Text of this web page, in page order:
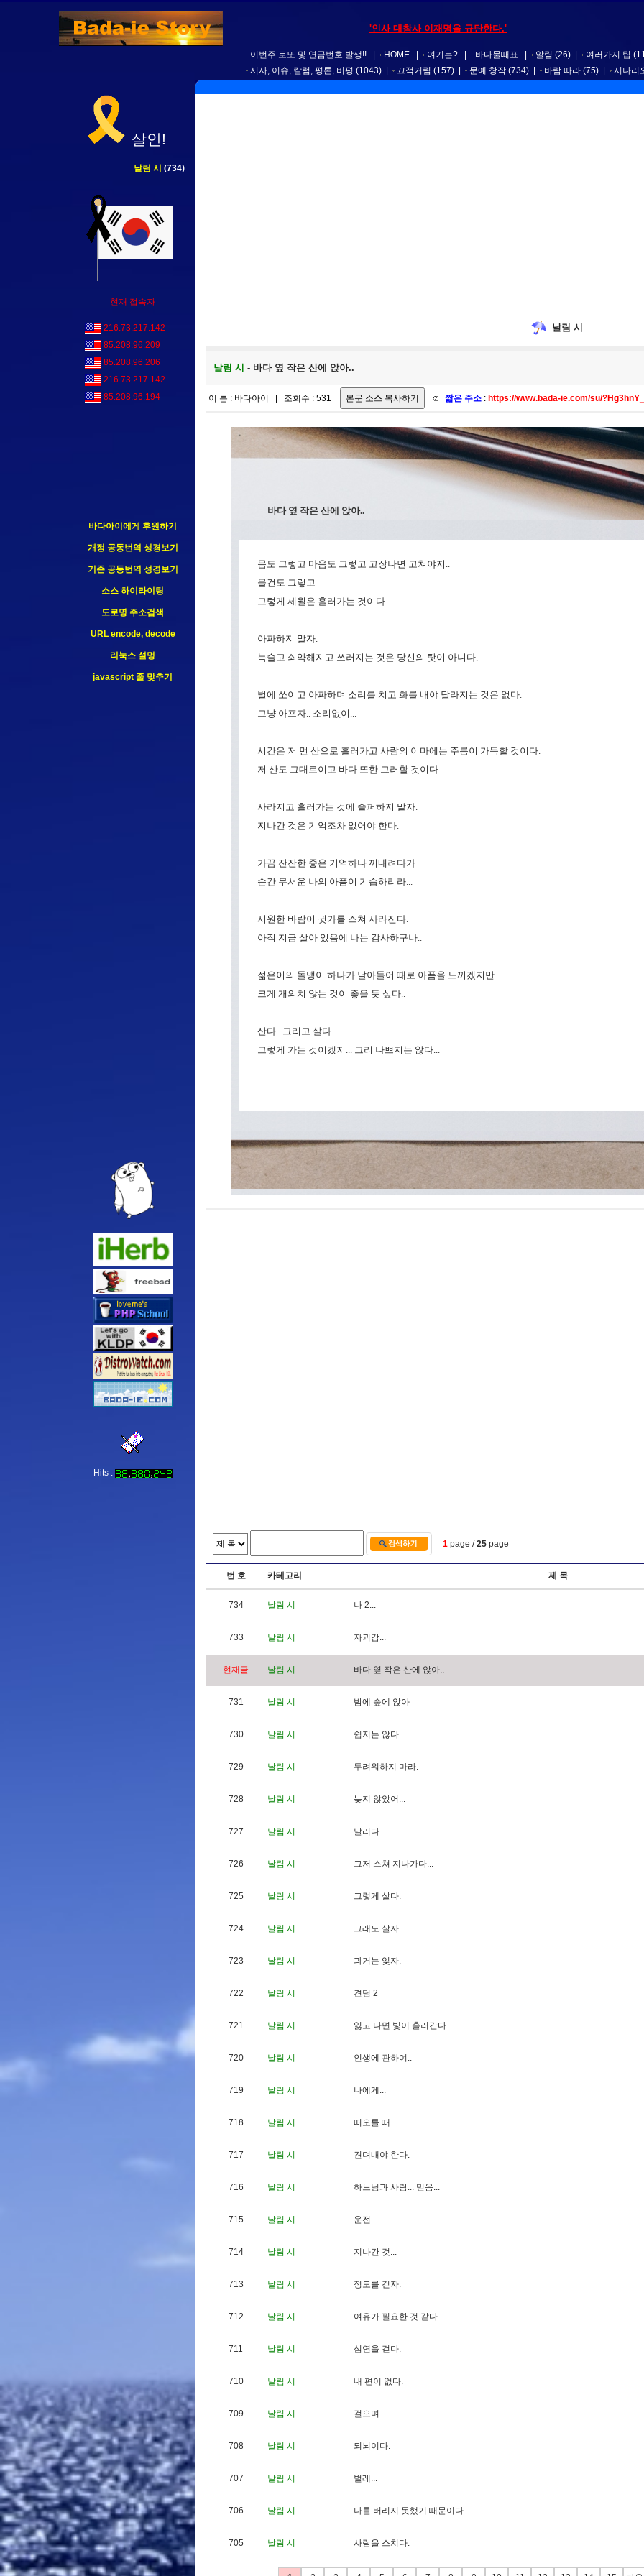
'인사 대참사 이재명을 규탄한다.'
이번주 로또 및 연금번호 발생!! HOME 여기는? 바다물때표 알림 (26) 여러가지 팁
시사, 이슈, 칼럼, 평론, 비평 (1043) 끄적거림 (157) 문예 창작 (734) 바람 따라 (75) 시나리
살인!
날림 시 (734)
현재 접속자
216.73.217.142
85.208.96.209
85.208.96.206
216.73.217.142
85.208.96.194
바다아이에게 후원하기
개정 공동번역 성경보기
기존 공동번역 성경보기
소스 하이라이팅
도로명 주소검색
URL encode, decode
리눅스 설명
javascript 줄 맞추기
Hits :
날림 시
날림 시 - 바다 옆 작은 산에 앉아..
이 름 : 바다아이 | 조회수 : 531 짧은 주소 : https://www.bada-ie.com/su/
바다 옆 작은 산에 앉아..
몸도 그렇고 마음도 그렇고 고장나면 고쳐야지..
물건도 그렇고
그렇게 세월은 흘러가는 것이다.
아파하지 말자.
녹슬고 쇠약해지고 쓰러지는 것은 당신의 탓이 아니다.
벌에 쏘이고 아파하며 소리를 치고 화를 내야 달라지는 것은 없다.
그냥 아프자.. 소리없이...
시간은 저 먼 산으로 흘러가고 사람의 이마에는 주름이 가득할 것이다.
저 산도 그대로이고 바다 또한 그러할 것이다
사라지고 흘러가는 것에 슬퍼하지 말자.
지나간 것은 기억조차 없어야 한다.
가끔 잔잔한 좋은 기억하나 꺼내려다가
순간 무서운 나의 아픔이 기습하리라...
시원한 바람이 귓가를 스쳐 사라진다.
아직 지금 살아 있음에 나는 감사하구나..
젊은이의 돌맹이 하나가 날아들어 때로 아픔을 느끼겠지만
크게 개의치 않는 것이 좋을 듯 싶다..
산다.. 그리고 살다..
그렇게 가는 것이겠지... 그리 나쁘지는 않다...
1 page /25 page
번 호 카테고리 제 목
734 날림 시 나 2...
733 날림 시 자괴 감...
현재글 날림 시 바다 옆 작은 산에 앉아..
731 날림 시 밤에 숲에 앉아
730 날림 시 쉽 지 는 않다.
729 날림 시 두려워하지 마라.
728 날림 시 늦지 않았어 ...
727 날림 시 날리 다
726 날림 시 그저 스쳐 지 나가다...
725 날림 시 그렇게 살다.
724 날림 시 그래 도 살자.
723 날림 시 과거 는 잊자.
722 날림 시 견 딤 2
721 날림 시 잃고 나면 빛이 흘러 간다.
720 날림 시 인생에 관하여 ..
719 날림 시 나에 게 ...
718 날림 시 떠 오를 때 ...
717 날림 시 견 뎌내 야 한다.
716 날림 시 하느님과 사람... 믿음...
715 날림 시 운전
714 날림 시 지 나간 것...
713 날림 시 정도를 걷자.
712 날림 시 여 유가 필 요한 것 같다..
711 날림 시 심 연 을 걷다.
710 날림 시 내 편 이 없다.
709 날림 시 걸 으며 ...
708 날림 시 되 뇌 이 다.
707 날림 시 벌레 ...
706 날림 시 나를 버 리 지 못했기 때 문이 다...
705 날림 시 사람을 스치 다.